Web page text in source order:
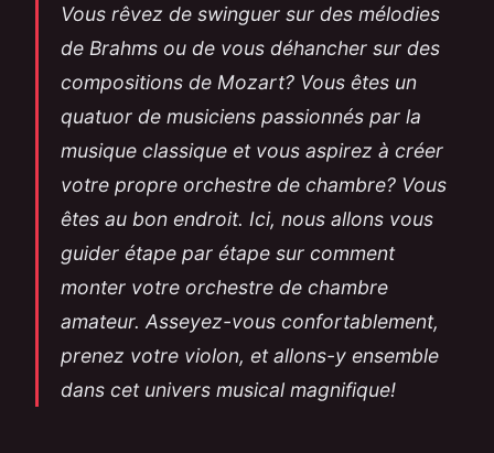
Vous rêvez de swinguer sur des mélodies
de Brahms ou de vous déhancher sur des
compositions de Mozart? Vous êtes un
quatuor de musiciens passionnés par la
musique classique et vous aspirez à créer
votre propre orchestre de chambre? Vous
êtes au bon endroit. Ici, nous allons vous
guider étape par étape sur comment
monter votre orchestre de chambre
amateur. Asseyez-vous confortablement,
prenez votre violon, et allons-y ensemble
dans cet univers musical magnifique!